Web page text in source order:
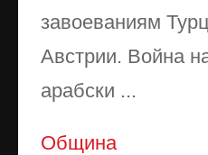
завоеваниям
Австрии. Война
арабски ...
Община